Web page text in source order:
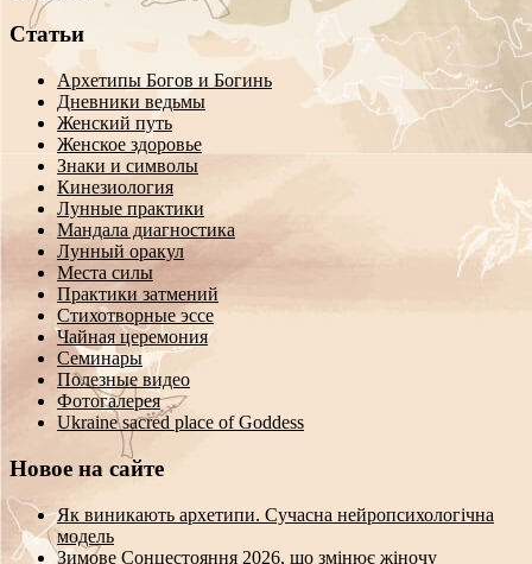
Статьи
Архетипы Богов и Богинь
Дневники ведьмы
Женский путь
Женское здоровье
Знаки и символы
Кинезиология
Лунные практики
Мандала диагностика
Лунный оракул
Места силы
Практики затмений
Стихотворные эссе
Чайная церемония
Семинары
Полезные видео
Фотогалерея
Ukraine sacred place of Goddess
Новое на сайте
Як виникають архетипи. Сучасна нейропсихологічна
модель
Зимове Сонцестояння 2026, що змінює жіночу